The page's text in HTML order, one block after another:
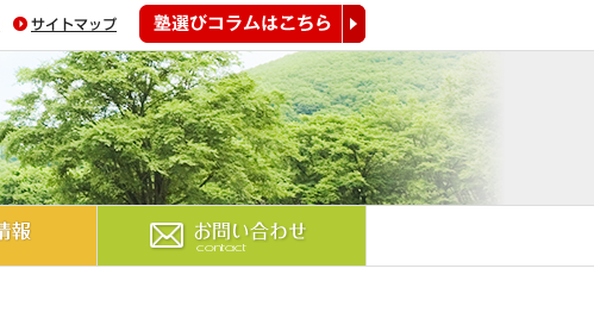
サイトマップ
塾選びコラムはこちら